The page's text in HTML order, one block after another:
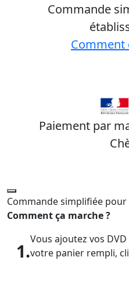
Commande
Comment
Paiement par
Commande simplifiée
Comment ça marche ?
1.
Vous ajoutez vos
votre panier rempli,